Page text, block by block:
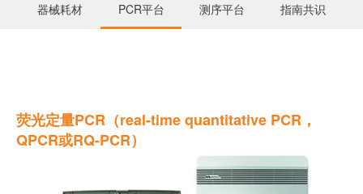
器械耗材 PCR平台 测序平台 指南共识
荧光定量PCR（real-time quantitative PCR，
QPCR或RQ-PCR）